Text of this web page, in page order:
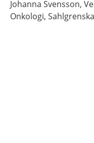
Johanna Svensson,
Onkologi,